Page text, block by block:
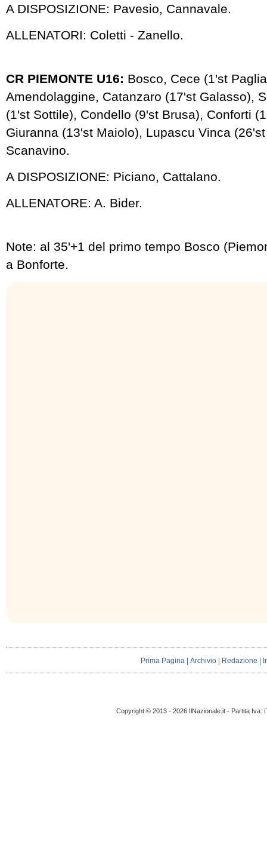
A DISPOSIZIONE: Pavesio, Cannavale.
ALLENATORI: Coletti - Zanello.
CR PIEMONTE U16: Bosco, Cece (1'st
Amendolaggine, Catanzaro (17'st Galasso),
(1'st Sottile), Condello (9'st Brusa), Conforti
Giuranna (13'st Maiolo), Lupascu Vinca
Scanavino.
A DISPOSIZIONE: Piciano, Cattalano.
ALLENATORE: A. Bider.
Note: al 35'+1 del primo tempo Bosco
a Bonforte.
Prima Pagina |Archivio | Redazione |
Copyright © 2013 - 2026 IlNazionale.it - Partita Iva: